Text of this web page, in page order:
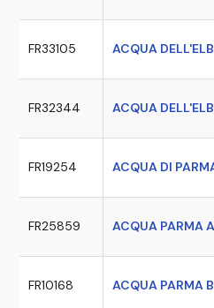
FR33105 ACQUA
FR32344 ACQUA
FR19254 ACQUA DI
FR25859 ACQUA PARMA
FR10168 ACQUA PARMA